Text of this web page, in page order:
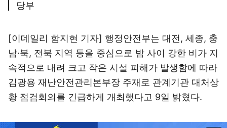
당부
[이데일리 함지현 기자] 행정안전부는 대전, 세종, 충
남·북, 전북 지역 등을 중심으로 밤 사이 강한 비가 지
속적으로 내려 크고 작은 시설 피해가 발생함에 따라
김광용 재난안전관리본부장 주재로 관계기관 대처상
황 점검회의를 긴급하게 개최했다고 9일 밝혔다.